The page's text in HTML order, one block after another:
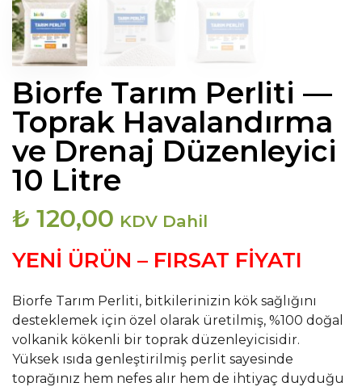
Biorfe Tarım Perliti —
Toprak Havalandırma
ve Drenaj Düzenleyici
10 Litre
₺ 120,00 KDV Dahil
YENİ ÜRÜN – FIRSAT FİYATI
Biorfe Tarım Perliti, bitkilerinizin kök sağlığını
desteklemek için özel olarak üretilmiş, %100 doğal
volkanik kökenli bir toprak düzenleyicisidir.
Yüksek ısıda genleştirilmiş perlit sayesinde
toprağınız hem nefes alır hem de ihtiyaç duyduğu